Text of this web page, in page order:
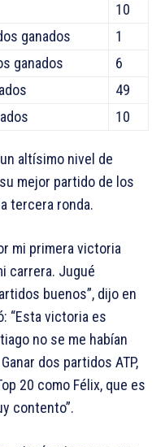
10
ganados
1
ganados
6
49
10
altísimo nivel de
mejor partido de los
tercera ronda.
mi primera victoria
carrera. Jugué
buenos”, dijo en
“Esta victoria es
no se me habían
dos partidos ATP,
20 como Félix, que es
contento”.